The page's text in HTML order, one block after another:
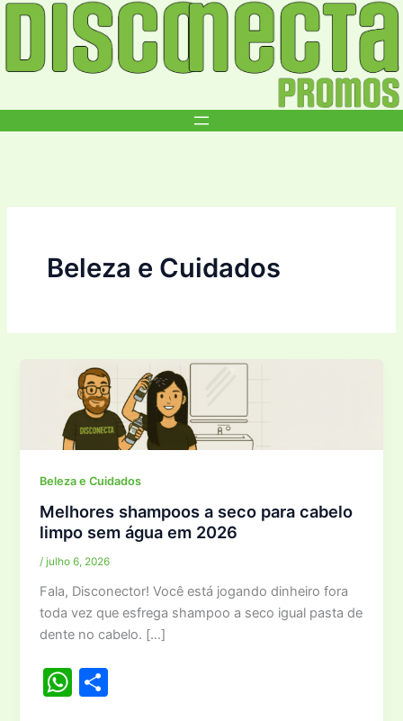
Ir
conteúdo
Beleza e Cuidados
Beleza e Cuidados
Melhores shampoos a seco para cabelo
limpo sem água em 2026
/ julho 6, 2026
Fala, Disconector! Você está jogando dinheiro fora
toda vez que esfrega shampoo a seco igual pasta de
dente no cabelo. […]
W